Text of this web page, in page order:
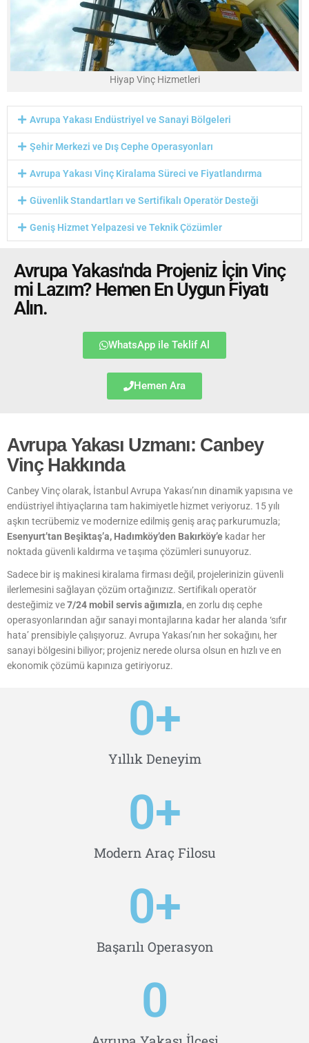
Hiyap Vinç Hizmetleri
Avrupa Yakası Endüstriyel ve Sanayi Bölgeleri
Şehir Merkezi ve Dış Cephe Operasyonları
Avrupa Yakası Vinç Kiralama Süreci ve Fiyatlandırma
Güvenlik Standartları ve Sertifikalı Operatör Desteği
Geniş Hizmet Yelpazesi ve Teknik Çözümler
Avrupa Yakası'nda Projeniz İçin Vinç
mi Lazım? Hemen En Uygun Fiyatı
Alın.
WhatsApp ile Teklif Al
Hemen Ara
Avrupa Yakası Uzmanı: Canbey
Vinç Hakkında
Canbey Vinç olarak, İstanbul Avrupa Yakası’nın dinamik yapısına ve
endüstriyel ihtiyaçlarına tam hakimiyetle hizmet veriyoruz. 15 yılı
aşkın tecrübemiz ve modernize edilmiş geniş araç parkurumuzla;
Esenyurt’tan Beşiktaş’a, Hadımköy’den Bakırköy’e kadar her
noktada güvenli kaldırma ve taşıma çözümleri sunuyoruz.
Sadece bir iş makinesi kiralama firması değil, projelerinizin güvenli
ilerlemesini sağlayan çözüm ortağınızız. Sertifikalı operatör
desteğimiz ve7/24 mobil servis ağımızla, en zorlu dış cephe
operasyonlarından ağır sanayi montajlarına kadar her alanda ‘sıfır
hata’ prensibiyle çalışıyoruz. Avrupa Yakası’nın her sokağını, her
sanayi bölgesini biliyor; projeniz nerede olursa olsun en hızlı ve en
ekonomik çözümü kapınıza getiriyoruz.
Yıllık Deneyim
0+
Modern Araç Filosu
0+
Başarılı Operasyon
0+
0